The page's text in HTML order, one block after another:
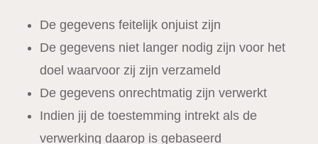
De gegevens feitelijk onjuist zijn
De gegevens niet langer nodig zijn voor het
doel waarvoor zij zijn verzameld
De gegevens onrechtmatig zijn verwerkt
Indien jij de toestemming intrekt als de
verwerking daarop is gebaseerd